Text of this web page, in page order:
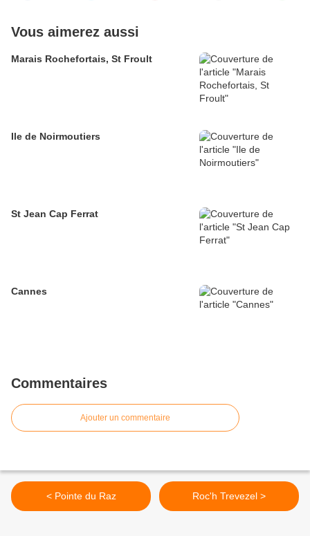
Vous aimerez aussi
Marais Rochefortais, St Froult
Ile de Noirmoutiers
St Jean Cap Ferrat
Cannes
Commentaires
Ajouter un commentaire
< Pointe du Raz Roc'h Trevezel >